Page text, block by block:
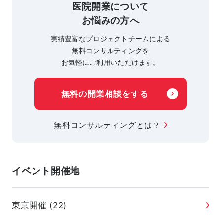
医院開業について
お悩みの方へ
実績豊富なプロジェクトチームによる
無料コンサルティングを
お気軽にご利用いただけます。
無料の開業相談をする
無料コンサルティングとは？
イベント開催地
東京開催 (22)